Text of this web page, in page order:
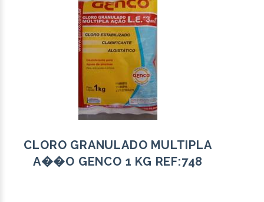
CLORO GRANULADO MULTIPLA
A��O GENCO 1 KG REF:748